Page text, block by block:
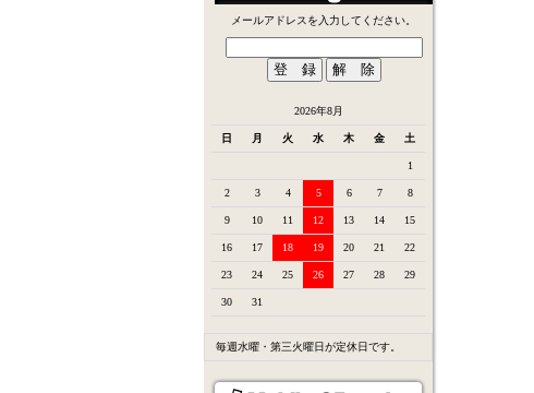
メールアドレスを入力してください。
2026年8月
日 月 火 水 木 金 土
1
2 3 4 5 6 7 8
9 10 11 12 13 14 15
16 17 18 19 20 21 22
23 24 25 26 27 28 29
30 31
毎週水曜・第三火曜日が定休日です。